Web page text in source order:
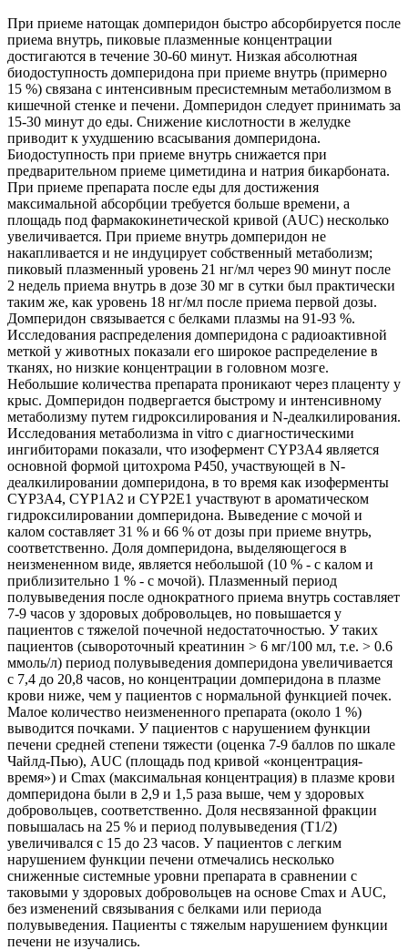
При приеме натощак домперидон быстро абсорбируется после
приема внутрь, пиковые плазменные концентрации
достигаются в течение 30-60 минут. Низкая абсолютная
биодоступность домперидона при приеме внутрь (примерно
15 %) связана с интенсивным пресистемным метаболизмом в
кишечной стенке и печени. Домперидон следует принимать за
15-30 минут до еды. Снижение кислотности в желудке
приводит к ухудшению всасывания домперидона.
Биодоступность при приеме внутрь снижается при
предварительном приеме циметидина и натрия бикарбоната.
При приеме препарата после еды для достижения
максимальной абсорбции требуется больше времени, а
площадь под фармакокинетической кривой (AUC) несколько
увеличивается. При приеме внутрь домперидон не
накапливается и не индуцирует собственный метаболизм;
пиковый плазменный уровень 21 нг/мл через 90 минут после
2 недель приема внутрь в дозе 30 мг в сутки был практически
таким же, как уровень 18 нг/мл после приема первой дозы.
Домперидон связывается с белками плазмы на 91-93 %.
Исследования распределения домперидона с радиоактивной
меткой у животных показали его широкое распределение в
тканях, но низкие концентрации в головном мозге.
Небольшие количества препарата проникают через плаценту у
крыс. Домперидон подвергается быстрому и интенсивному
метаболизму путем гидроксилирования и N-деалкилирования.
Исследования метаболизма in vitro с диагностическими
ингибиторами показали, что изофермент CYP3A4 является
основной формой цитохрома Р450, участвующей в N-
деалкилировании домперидона, в то время как изоферменты
CYP3A4, CYP1А2 и CYP2E1 участвуют в ароматическом
гидроксилировании домперидона. Выведение с мочой и
калом составляет 31 % и 66 % от дозы при приеме внутрь,
соответственно. Доля домперидона, выделяющегося в
неизмененном виде, является небольшой (10 % - с калом и
приблизительно 1 % - с мочой). Плазменный период
полувыведения после однократного приема внутрь составляет
7-9 часов у здоровых добровольцев, но повышается у
пациентов с тяжелой почечной недостаточностью. У таких
пациентов (сывороточный креатинин > 6 мг/100 мл, т.е. > 0.6
ммоль/л) период полувыведения домперидона увеличивается
с 7,4 до 20,8 часов, но концентрации домперидона в плазме
крови ниже, чем у пациентов с нормальной функцией почек.
Малое количество неизмененного препарата (около 1 %)
выводится почками. У пациентов с нарушением функции
печени средней степени тяжести (оценка 7-9 баллов по шкале
Чайлд-Пью), AUC (площадь под кривой «концентрация-
время») и Сmах (максимальная концентрация) в плазме крови
домперидона были в 2,9 и 1,5 раза выше, чем у здоровых
добровольцев, соответственно. Доля несвязанной фракции
повышалась на 25 % и период полувыведения (Т1/2)
увеличивался с 15 до 23 часов. У пациентов с легким
нарушением функции печени отмечались несколько
сниженные системные уровни препарата в сравнении с
таковыми у здоровых добровольцев на основе Сmах и AUC,
без изменений связывания с белками или периода
полувыведения. Пациенты с тяжелым нарушением функции
печени не изучались.